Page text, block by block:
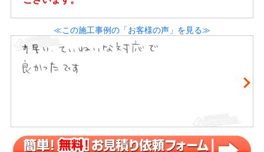
≪この施工事例の「お客様の声」を見る≫